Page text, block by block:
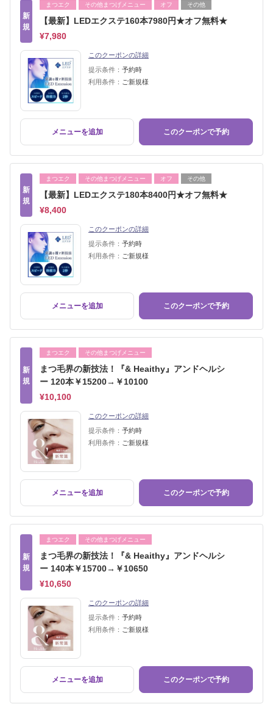
新
規
まつエク その他まつげメニュー オフ その他
【最新】LEDエクステ160本7980円★オフ無料★
¥7,980
このクーポンの詳細
提示条件： 予約時
利用条件： ご新規様
メニューを追加 このクーポンで予約
新
規
まつエク その他まつげメニュー オフ その他
【最新】LEDエクステ180本8400円★オフ無料★
¥8,400
このクーポンの詳細
提示条件： 予約時
利用条件： ご新規様
メニューを追加 このクーポンで予約
新
規
まつエク その他まつげメニュー
まつ毛界の新技法！『& Heaithy』アンドヘルシ
ー 120本￥15200→￥10100
¥10,100
このクーポンの詳細
提示条件： 予約時
利用条件： ご新規様
メニューを追加 このクーポンで予約
新
規
まつエク その他まつげメニュー
まつ毛界の新技法！『& Heaithy』アンドヘルシ
ー 140本￥15700→￥10650
¥10,650
このクーポンの詳細
提示条件： 予約時
利用条件： ご新規様
メニューを追加 このクーポンで予約